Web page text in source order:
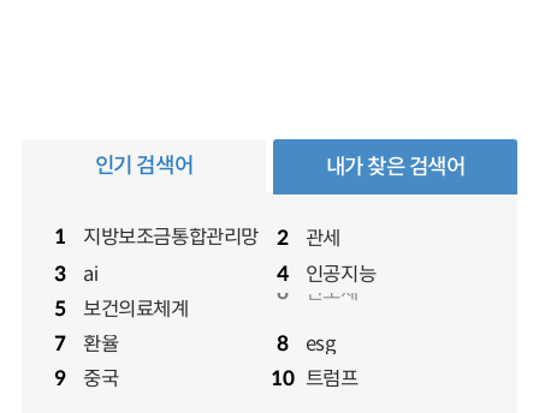
인기 검색어
1 지방보조금통합관리망 2
관세
3
ai 4
인공지능
5
보건의료체계
6
반도체
6
7 환율 8
esg
9
중국 10 트럼프
내가 찾은 검색어